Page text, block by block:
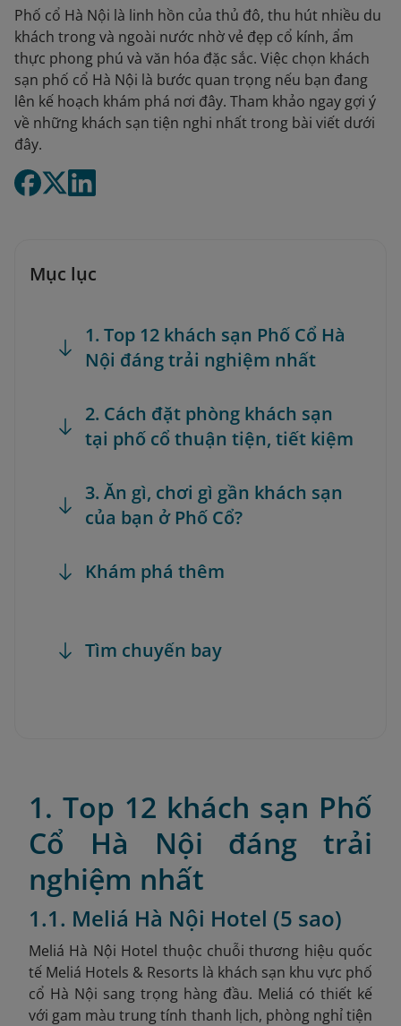
Phố cổ Hà Nội là linh hồn của thủ đô, thu hút nhiều du
khách trong và ngoài nước nhờ vẻ đẹp cổ kính, ẩm
thực phong phú và văn hóa đặc sắc. Việc chọn khách
sạn phố cổ Hà Nội là bước quan trọng nếu bạn đang
lên kế hoạch khám phá nơi đây. Tham khảo ngay gợi ý
về những khách sạn tiện nghi nhất trong bài viết dưới
đây.
Mục lục
1. Top 12 khách sạn Phố Cổ Hà
Nội đáng trải nghiệm nhất
2. Cách đặt phòng khách sạn
tại phố cổ thuận tiện, tiết kiệm
3. Ăn gì, chơi gì gần khách sạn
của bạn ở Phố Cổ?
Khám phá thêm
Tìm chuyến bay
1. Top 12 khách sạn Phố
Cổ Hà Nội đáng trải
nghiệm nhất
1.1. Meliá Hà Nội Hotel (5 sao)
Meliá Hà Nội Hotel thuộc chuỗi thương hiệu quốc
tế Meliá Hotels & Resorts là khách sạn khu vực phố
cổ Hà Nội sang trọng hàng đầu. Meliá có thiết kế
với gam màu trung tính thanh lịch, phòng nghỉ tiện